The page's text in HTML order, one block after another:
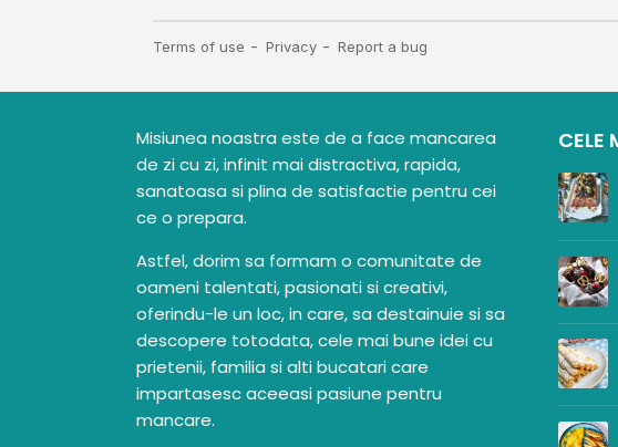
Misiunea noastra este de a face mancarea
de zi cu zi, infinit mai distractiva, rapida,
sanatoasa si plina de satisfactie pentru cei
ce o prepara.
Astfel, dorim sa formam o comunitate de
oameni talentati, pasionati si creativi,
oferindu-le un loc, in care, sa destainuie si sa
descopere totodata, cele mai bune idei cu
prietenii, familia si alti bucatari care
impartasesc aceeasi pasiune pentru
mancare.
CELE